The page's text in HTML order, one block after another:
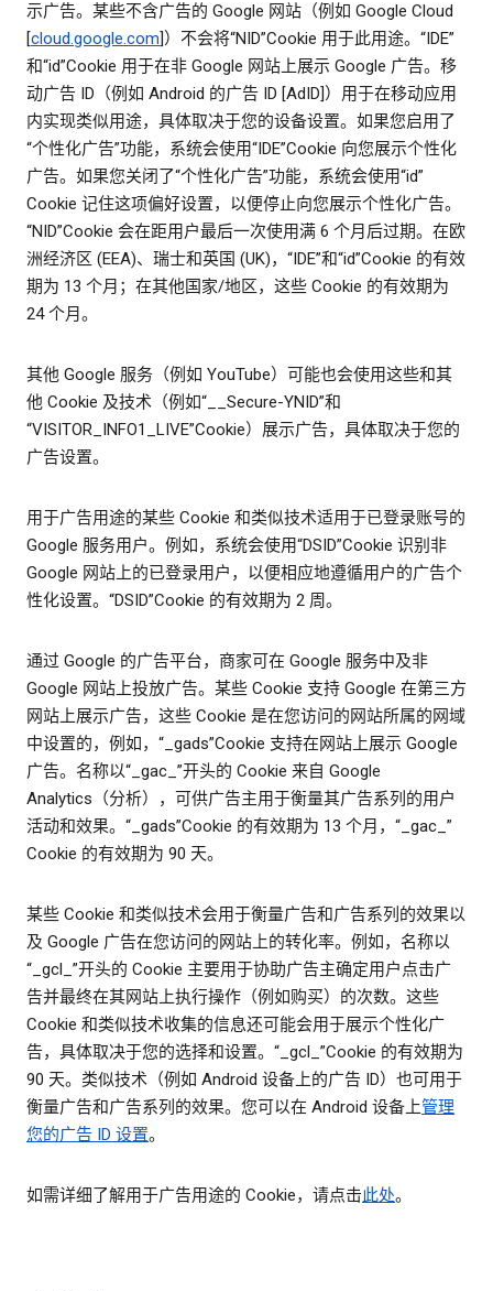
示广告。某些不含广告的 Google 网站（例如 Google Cloud
[cloud.google.com]）不会将“NID”Cookie 用于此用途。“IDE”
和“id”Cookie 用于在非 Google 网站上展示 Google 广告。移
动广告 ID（例如 Android 的广告 ID [AdID]）用于在移动应用
内实现类似用途，具体取决于您的设备设置。如果您启用了
“个性化广告”功能，系统会使用“IDE”Cookie 向您展示个性化
广告。如果您关闭了“个性化广告”功能，系统会使用“id”
Cookie 记住这项偏好设置，以便停止向您展示个性化广告。
“NID”Cookie 会在距用户最后一次使用满 6 个月后过期。在欧
洲经济区 (EEA)、瑞士和英国 (UK)，“IDE”和“id”Cookie 的有效
期为 13 个月；在其他国家/地区，这些 Cookie 的有效期为
24 个月。
其他 Google 服务（例如 YouTube）可能也会使用这些和其
他 Cookie 及技术（例如“__Secure-YNID”和
“VISITOR_INFO1_LIVE”Cookie）展示广告，具体取决于您的
广告设置。
用于广告用途的某些 Cookie 和类似技术适用于已登录账号的
Google 服务用户。例如，系统会使用“DSID”Cookie 识别非
Google 网站上的已登录用户，以便相应地遵循用户的广告个
性化设置。“DSID”Cookie 的有效期为 2 周。
通过 Google 的广告平台，商家可在 Google 服务中及非
Google 网站上投放广告。某些 Cookie 支持 Google 在第三方
网站上展示广告，这些 Cookie 是在您访问的网站所属的网域
中设置的，例如，“_gads”Cookie 支持在网站上展示 Google
广告。名称以“_gac_”开头的 Cookie 来自 Google
Analytics（分析），可供广告主用于衡量其广告系列的用户
活动和效果。“_gads”Cookie 的有效期为 13 个月，“_gac_”
Cookie 的有效期为 90 天。
某些 Cookie 和类似技术会用于衡量广告和广告系列的效果以
及 Google 广告在您访问的网站上的转化率。例如，名称以
“_gcl_”开头的 Cookie 主要用于协助广告主确定用户点击广
告并最终在其网站上执行操作（例如购买）的次数。这些
Cookie 和类似技术收集的信息还可能会用于展示个性化广
告，具体取决于您的选择和设置。“_gcl_”Cookie 的有效期为
90 天。类似技术（例如 Android 设备上的广告 ID）也可用于
衡量广告和广告系列的效果。您可以在 Android 设备上管理
您的广告 ID 设置。
如需详细了解用于广告用途的 Cookie，请点击此处。